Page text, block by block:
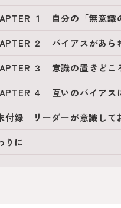
１ 自分の「無意識
２ バイアスがあら
３ 意識の置きどこ
４ 互いのバイアス
付録 リーダーが意識して
りに